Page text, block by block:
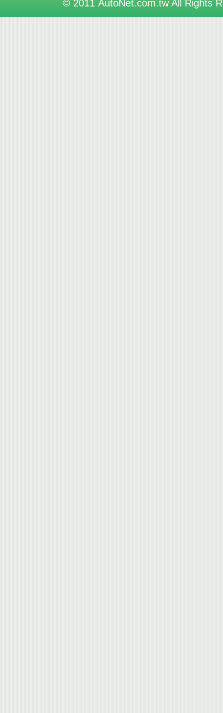
© 2011 AutoNet.com.tw All Rights